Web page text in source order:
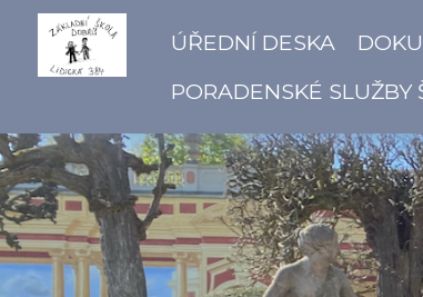
ÚŘEDNÍ DESKA
PORADENSKÉ SLUŽBY